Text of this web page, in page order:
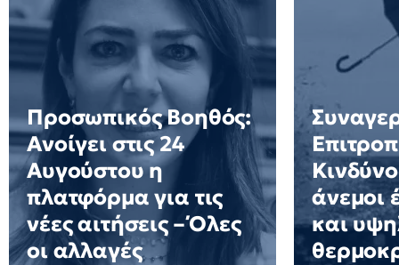
Προσωπικός Βοηθός:
Ανοίγει στις 24
Αυγούστου η
πλατφόρμα για τις
νέες αιτήσεις – Όλες
οι αλλαγές
άνεμοι
και